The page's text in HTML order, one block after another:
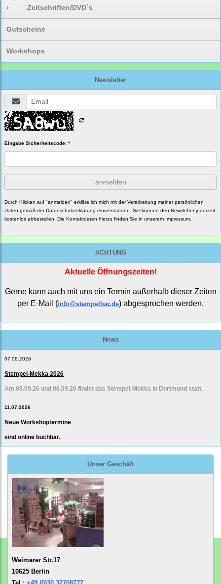
› Zeitschriften/DVD`s
Gutscheine
Workshops
Newsletter
Eingabe Sicherheitscode: *
anmelden
Durch Klicken auf "anmelden" erkläre ich mich mit der Verarbeitung meiner persönlichen
Daten gemäß derDatenschutzerklärung einverstanden. Sie können den Newsletter jederzeit
kostenlos abbestellen. Die Kontaktdaten hierzu finden Sie in unserem Impressum.
ACHTUNG
Aktuelle Öffnungszeiten!
Gerne kann auch mit uns ein Termin außerhalb dieser Zeiten
per E-Mail (info@stempelbar.de) abgesprochen werden.
News
07.08.2026
Stempel-Mekka 2026
Am 05.09.26 und 06.09.26 findet das Stempel-Mekka in Dortmund statt.
11.07.2026
Neue Workshoptermine
sind online buchbar.
Unser Geschäft
Weimarer Str.17
10625 Berlin